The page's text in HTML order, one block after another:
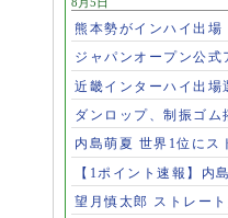
熊本勢がインハイ出場
ジャパンオープン公
近畿インターハイ出場
ダンロップ、制振ゴ
内島萌夏 世界1位にス
【1ポイント速報】内
望月慎太郎 ストレー